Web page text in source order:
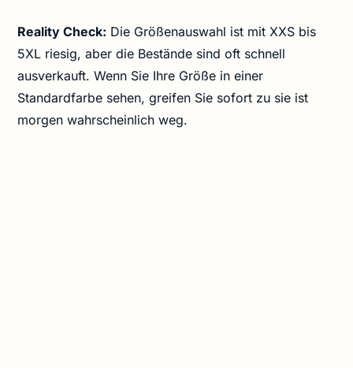
Reality Check: Die Größenauswahl ist mit XXS bis
5XL riesig, aber die Bestände sind oft schnell
ausverkauft. Wenn Sie Ihre Größe in einer
Standardfarbe sehen, greifen Sie sofort zu sie ist
morgen wahrscheinlich weg.